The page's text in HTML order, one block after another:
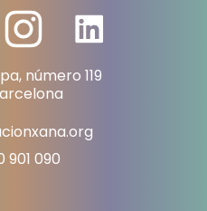
número 119
901 090